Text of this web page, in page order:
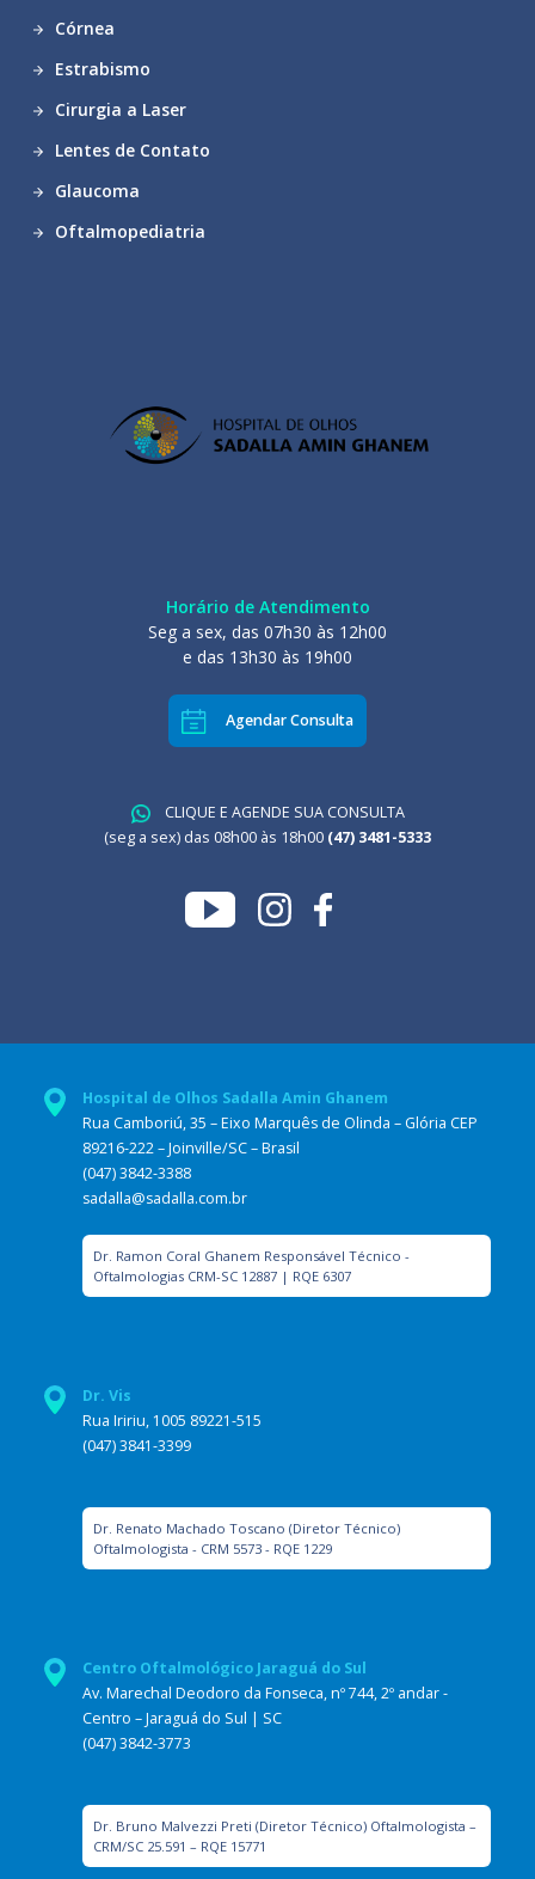
Córnea
Estrabismo
Cirurgia a Laser
Lentes de Contato
Glaucoma
Oftalmopediatria
Horário de Atendimento
Seg a sex, das 07h30 às 12h00
e das 13h30 às 19h00
Agendar Consulta
CLIQUE E AGENDE SUA CONSULTA
(seg a sex) das 08h00 às 18h00 (47) 3481-5333
Hospital de Olhos Sadalla Amin Ghanem
Rua Camboriú, 35 – Eixo Marquês de Olinda – Glória CEP
89216-222 – Joinville/SC – Brasil
(047) 3842-3388
sadalla@sadalla.com.br
Dr. Ramon Coral Ghanem Responsável Técnico -
Oftalmologias CRM-SC 12887 | RQE 6307
Dr. Vis
Rua Iririu, 1005 89221-515
(047) 3841-3399
Dr. Renato Machado Toscano (Diretor Técnico)
Oftalmologista - CRM 5573 - RQE 1229
Centro Oftalmológico Jaraguá do Sul
Av. Marechal Deodoro da Fonseca, nº 744, 2º andar -
Centro – Jaraguá do Sul | SC
(047) 3842-3773
Dr. Bruno Malvezzi Preti (Diretor Técnico) Oftalmologista –
CRM/SC 25.591 – RQE 15771